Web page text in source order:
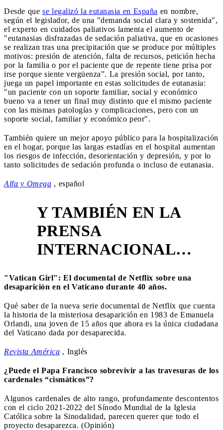
Desde que se legalizó la eutanasia en España en nombre,
según el legislador, de una "demanda social clara y sostenida",
el experto en cuidados paliativos lamenta el aumento de
"eutanasias disfrazadas de sedación paliativa, que en ocasiones
se realizan tras una precipitación que se produce por múltiples
motivos: presión de atención, falta de recursos, petición hecha
por la familia o por el paciente que de repente tiene prisa por
irse porque siente vergüenza”. La presión social, por tanto,
juega un papel importante en estas solicitudes de eutanasia:
"un paciente con un soporte familiar, social y económico
bueno va a tener un final muy distinto que el mismo paciente
con las mismas patologías y complicaciones, pero con un
soporte social, familiar y económico peor".
También quiere un mejor apoyo público para la hospitalización
en el hogar, porque las largas estadías en el hospital aumentan
los riesgos de infección, desorientación y depresión, y por lo
tanto solicitudes de sedación profunda o incluso de eutanasia.
Alfa y Omega , español
Y TAMBIÉN EN LA
PRENSA
INTERNACIONAL…
"Vatican Girl": El documental de Netflix sobre una
desaparición en el Vaticano durante 40 años.
Qué saber de la nueva serie documental de Netflix que cuenta
la historia de la misteriosa desaparición en 1983 de Emanuela
Orlandi, una joven de 15 años que ahora es la única ciudadana
del Vaticano dada por desaparecida.
Revista América , Inglés
¿Puede el Papa Francisco sobrevivir a las travesuras de los
cardenales “cismáticos”?
Algunos cardenales de alto rango, profundamente descontentos
con el ciclo 2021-2022 del Sínodo Mundial de la Iglesia
Católica sobre la Sinodalidad, parecen querer que todo el
proyecto desaparezca. (Opinión)